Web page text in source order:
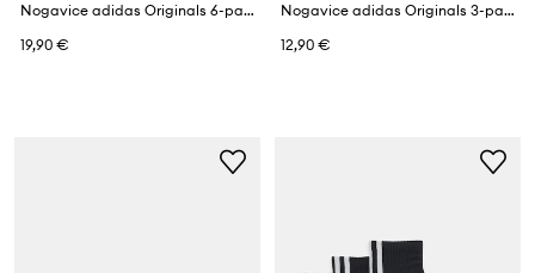
Nogavice adidas Originals 6-pack
19,90 €
Nogavice adidas Originals 3-pack
12,90 €